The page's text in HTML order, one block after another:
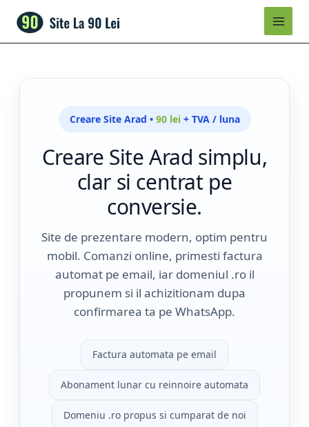
content
Creare Site Arad • 90 lei+ TVA / luna
Creare Site Arad simplu,
clar si centrat pe
conversie.
Site de prezentare modern, optim pentru
mobil. Comanzi online, primesti factura
automat pe email, iar domeniul .ro il
propunem si il achizitionam dupa
confirmarea ta pe WhatsApp.
Factura automata pe email
Abonament lunar cu reinnoire automata
Domeniu .ro propus si cumparat de noi